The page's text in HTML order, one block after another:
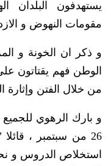
يستهدفون البلدان
مقومات النهوض و
و ذكر ان الخونة و
الوطن فهم يقتاتون
من خلال الفتن وإثارة
26 من سبتمبر ،
استخلاص الدروس و